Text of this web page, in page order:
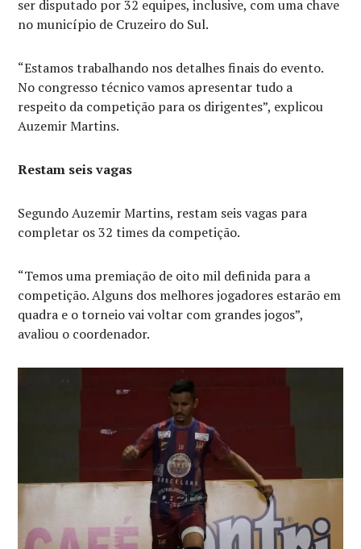
ser disputado por 32 equipes, inclusive, com uma chave
no município de Cruzeiro do Sul.
“Estamos trabalhando nos detalhes finais do evento.
No congresso técnico vamos apresentar tudo a
respeito da competição para os dirigentes”, explicou
Auzemir Martins.
Restam seis vagas
Segundo Auzemir Martins, restam seis vagas para
completar os 32 times da competição.
“Temos uma premiação de oito mil definida para a
competição. Alguns dos melhores jogadores estarão em
quadra e o torneio vai voltar com grandes jogos”,
avaliou o coordenador.